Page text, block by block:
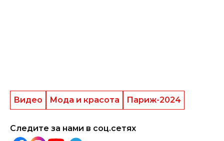
Видео Мода и красота Париж-2024
Следите за нами в соц.сетях